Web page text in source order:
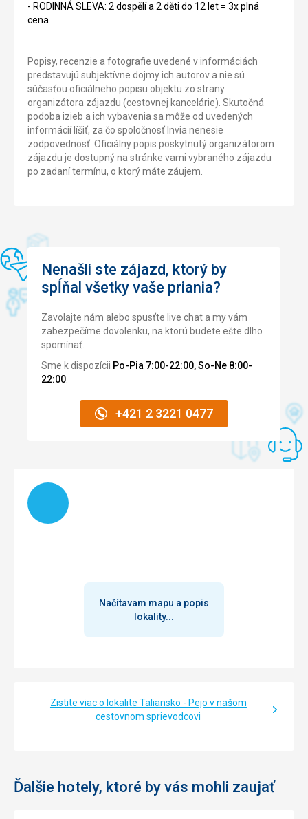
- RODINNÁ SLEVA: 2 dospělí a 2 děti do 12 let = 3x plná
cena
Popisy, recenzie a fotografie uvedené v informáciách
predstavujú subjektívne dojmy ich autorov a nie sú
súčasťou oficiálneho popisu objektu zo strany
organizátora zájazdu (cestovnej kancelárie). Skutočná
podoba izieb a ich vybavenia sa môže od uvedených
informácií líšiť, za čo spoločnosť Invia nenesie
zodpovednosť. Oficiálny popis poskytnutý organizátorom
zájazdu je dostupný na stránke vami vybraného zájazdu
po zadaní termínu, o ktorý máte záujem.
Nenašli ste zájazd, ktorý by
spĺňal všetky vaše priania?
Zavolajte nám alebo spusťte live chat a my vám
zabezpečíme dovolenku, na ktorú budete ešte dlho
spomínať.
Sme k dispozícii Po-Pia 7:00-22:00, So-Ne 8:00-
22:00
+421 2 3221 0477
Načítam
Načítavam mapu a popis
lokality...
Zistite viac o lokalite Taliansko - Pejo v našom
cestovnom sprievodcovi
Ďalšie hotely, ktoré by vás mohli zaujať